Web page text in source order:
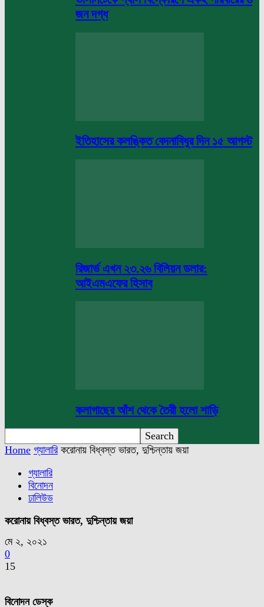
জন দগ্ধ
ইতিহাসের কলঙ্কিত বেদনাবিধুর দিন ১৫ আগস্ট
রিজার্ভ এখন ২৩.২৬ বিলিয়ন ডলার:
আইএমএফের হিসাব
কলাগাছের আঁশ থেকে তৈরী হলো শাড়ি
Home গ্যালারি করোনায় বিধ্বস্ত ভারত, দুশ্চিন্তায় জয়া
গ্যালারি
বিনোদন
ঢালিউড
করোনায় বিধ্বস্ত ভারত, দুশ্চিন্তায় জয়া
মে ২, ২০২১
0
15
বিনোদন ডেস্ক